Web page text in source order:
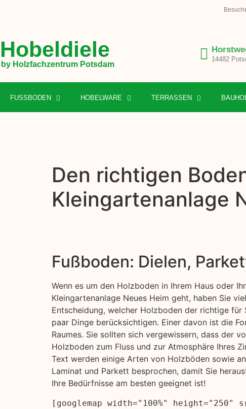
Hobeldiele
by Holzfachzentrum Potsdam
14482
FUSSBODEN HOBELWARE TERRASSEN
Den richtigen
Kleingartenanlage
Fußboden: Dielen,
Wenn es um den Holzboden in Ihrem Haus oder
Kleingartenanlage Neues Heim geht, haben Sie
Entscheidung, welcher Holzboden der richtige für
paar Dinge berücksichtigen. Einer davon ist die
Raumes. Sie sollten sich vergewissern, dass der
Holzboden zum Fluss und zur Atmosphäre Ihres
Text werden einige Arten von Holzböden sowie
Laminat und Parkett besprochen, damit Sie
Ihre Bedürfnisse am besten geeignet ist!
[googlemap width="100%"